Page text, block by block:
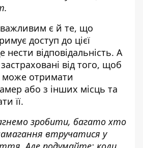
є й те, що
доступ до цієї
нести відповідальність. А
від того, щоб
може отримати
або з інших місць та
її.
зробити, багато хто
втручатися у